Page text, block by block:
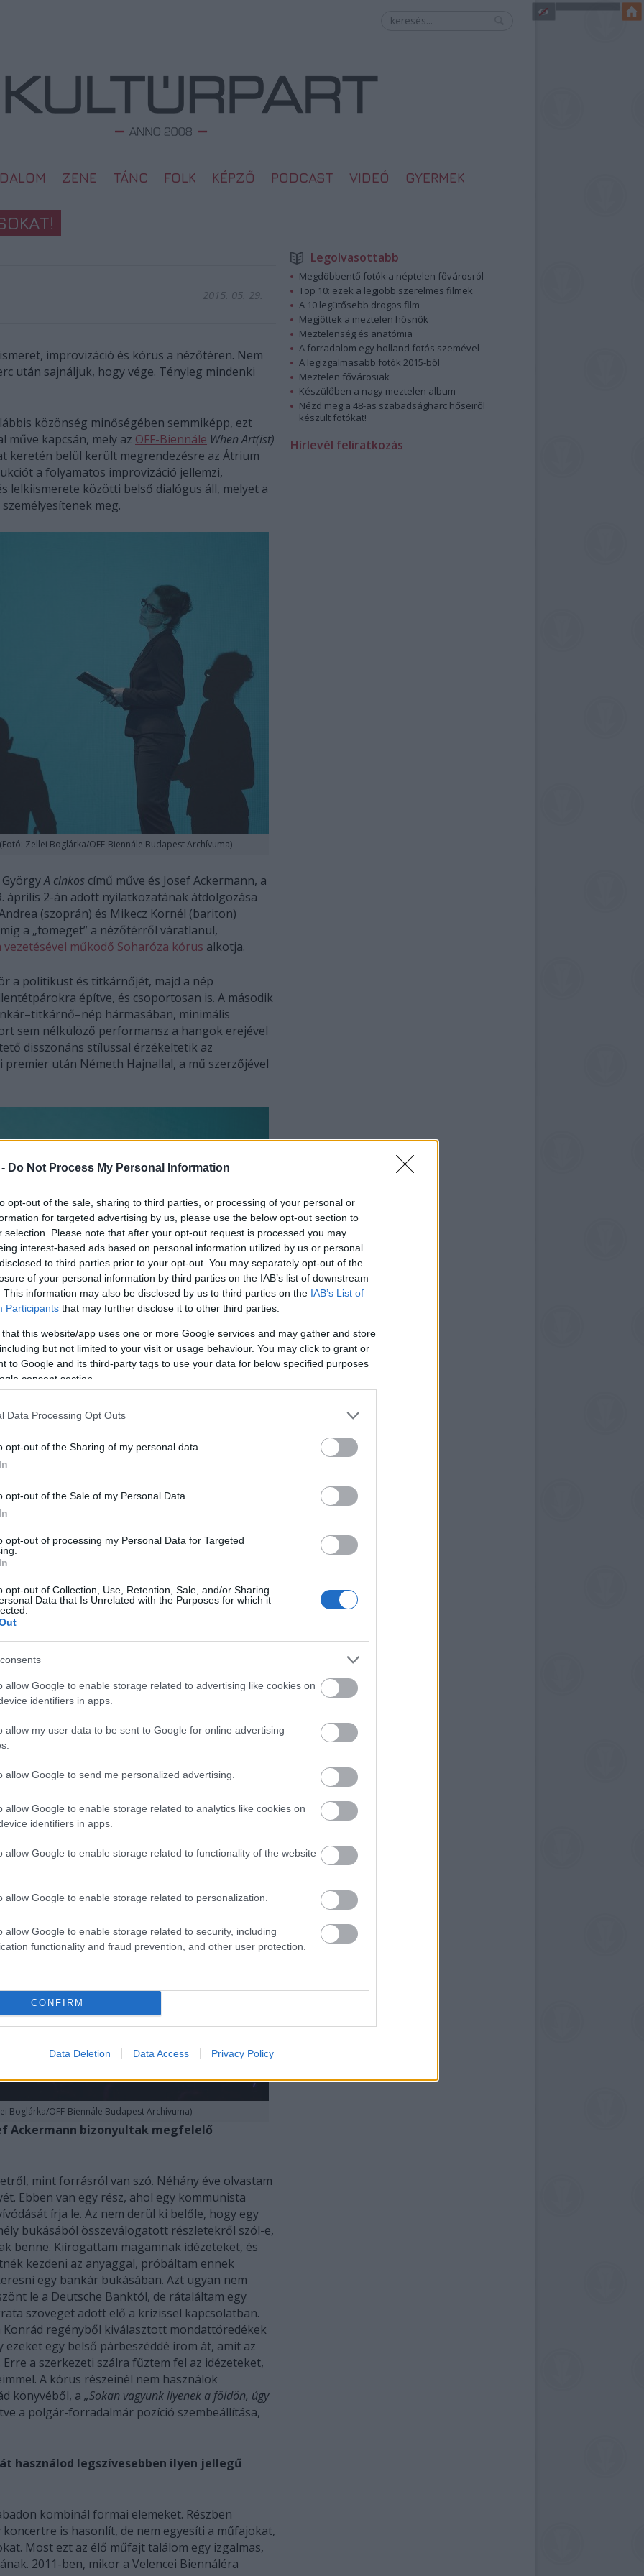
Do Not Process My Personal Information
opt-out of the sale, sharing to third parties, or processing of your personal or
for targeted advertising by us, please use the below opt-out section to
selection. Please note that after your opt-out request is processed you may
interest-based ads based on personal information utilized by us or personal
to third parties prior to your opt-out. You may separately opt-out of the
of your personal information by third parties on the IAB’s list of downstream
This information may also be disclosed by us to third parties on the IAB’s List of
Participants that may further disclose it to other third parties.
that this website/app uses one or more Google services and may gather and store
but not limited to your visit or usage behaviour. You may click to grant or
to Google and its third-party tags to use your data for below specified purposes
consent section.
Data Processing Opt Outs
opt-out of the Sharing of my personal data.
opt-out of the Sale of my Personal Data.
opt-out of processing my Personal Data for Targeted
opt-out of Collection, Use, Retention, Sale, and/or Sharing
Data that Is Unrelated with the Purposes for which it
allow Google to enable storage related to advertising like cookies on
identifiers in apps.
allow my user data to be sent to Google for online advertising
allow Google to send me personalized advertising.
allow Google to enable storage related to analytics like cookies on
identifiers in apps.
allow Google to enable storage related to functionality of the website
allow Google to enable storage related to personalization.
allow Google to enable storage related to security, including
functionality and fraud prevention, and other user protection.
CONFIRM
Data Deletion Data Access Privacy Policy
ZENE TÁNC FOLK KÉPZŐ PODCAST VIDEÓ GYERMEK
2015. 05. 29.
improvizáció és kórus a nézőtéren. Nem
után sajnáljuk, hogy vége. Tényleg mindenki
közönség minőségében semmiképp, ezt
kapcsán, mely az OFF-Biennále When Art(ist)
keretén belül került megrendezésre az Átrium
a folyamatos improvizáció jellemzi,
lelkiismerete közötti belső dialógus áll, melyet a
meg.
Zellei Boglárka/OFF-Biennále Budapest Archívuma)
GyörgyA cinkos című műve és Josef Ackermann, a
április 2-án adott nyilatkozatának átdolgozása
(szoprán) és Mikecz Kornél (bariton)
a „tömeget” a nézőtérről váratlanul,
vezetésével működő Soharóza kórus alkotja.
a politikust és titkárnőjét, majd a nép
építve, és csoportosan is. A második
hármasában, minimális
sem nélkülöző performansz a hangok erejével
disszonáns stílussal érzékeltetik az
után Németh Hajnallal, a mű szerzőjével
Mikecz Kornél (Fotó: Kerekes Zoltán)
a Magyar Képzőművészeti Főiskolán
digitális képalkotó eljárásokkal és videóval
a performatív műfajok felé fordul,
szívesen alkalmazza, mint a könnyűzenét
a berlini Bethanien művészház ösztöndíját,
jelölték. 2011-ben Munkácsy Mihály-díjat
a Velencei Biennálén. Jelenleg Berlinben
vett részt Európában, Amerikában és
a hazai közönség viszont csak
sel. Honnan érkezett az inspiráció, hogy
belül valósítsátok meg ezt a produkciót?
bemutatóját angol nyelven, Berlinben
és magyarul is, de nem a nyelv, hanem a
bemutatnám itthon is, csak kellett egy
más darabokon, aztán az előadásról készült
Biennálé részéről, hogy valósítsuk meg itt.
reflektál a színpad-nézőtér viszonyra.
Boglárka/OFF-Biennále Budapest Archívuma)
Ackermann bizonyultak megfelelő
mint forrásról van szó. Néhány éve olvastam
Ebben van egy rész, ahol egy kommunista
írja le. Az nem derül ki belőle, hogy egy
bukásából összeválogatott részletekről szól-e,
benne. Kiírogattam magamnak idézeteket, és
kezdeni az anyaggal, próbáltam ennek
egy bankár bukásában. Azt ugyan nem
le a Deutsche Banktól, de rátaláltam egy
szöveget adott elő a krízissel kapcsolatban.
regényből kiválasztott mondattöredékek
egy belső párbeszéddé írom át, amit az
a szerkezeti szálra fűztem fel az idézeteket,
A kórus részeinél nem használok
könyvéből, a „Sokan vagyunk ilyenek a földön, úgy
a polgár-forradalmár pozíció szembeállítása,
használod legszívesebben ilyen jellegű
kombinál formai elemeket. Részben
is hasonlít, de nem egyesíti a műfajokat,
Most ezt az élő műfajt találom egy izgalmas,
2011-ben, mikor a Velencei Biennáléra
Legolvasottabb
Megdöbbentő fotók a néptelen fővárosról
Top 10: ezek a legjobb szerelmes filmek
A 10 legütősebb drogos film
Megjöttek a meztelen hősnők
Meztelenség és anatómia
A forradalom egy holland fotós szemével
A legizgalmasabb fotók 2015-ből
Meztelen fővárosiak
Készülőben a nagy meztelen album
Nézd meg a 48-as szabadságharc hőseiről
készült fotókat!
Hírlevél feliratkozás